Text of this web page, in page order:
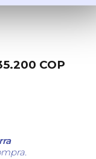
COP